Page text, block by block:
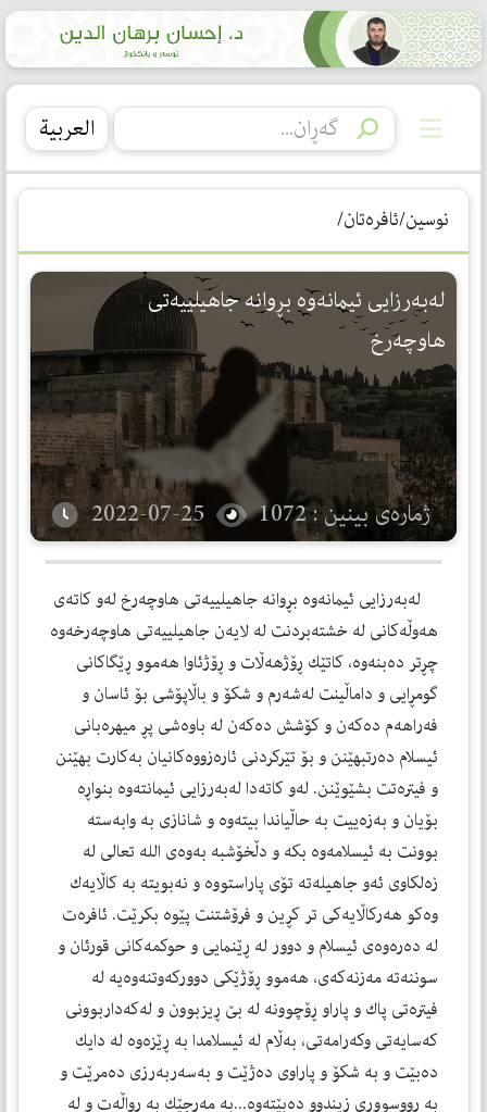
العربیة
نوسین/ئافرەتان/
لەبەرزایی ئیمانەوە بڕوانە جاهیلییەتی
هاوچەرخ
ژمارەی بینین : 1072 2022-07-25
لەبەرزایی ئیمانەوە بڕوانە جاهیلییەتی هاوچەرخ لەو كاتەی
هەوڵەكانی لە خشتەبردنت لە لایەن جاهیلییەتی هاوچەرخەوە
چڕتر دەبنەوە، كاتێك ڕۆژهەڵات و ڕۆژئاوا هەموو ڕێگاكانی
گومڕایی و داماڵینت لەشەرم و شكۆ و باڵاپۆشی بۆ ئاسان و
فەراهەم دەكەن و كۆشش دەكەن لە باوەشی پڕ میهرەبانی
ئیسلام دەرتبهێنن و بۆ تێركردنی ئارەزووەكانیان بەكارت بهێنن
و فیترەتت بشێوێنن. لەو كاتەدا لەبەرزایی ئیمانتەوە بنواڕە
بۆیان و بەزەییت بە حاڵیاندا بیتەوە و شانازی بە وابەستە
بوونت بە ئیسلامەوە بكە و دڵخۆشبە بەوەی الله تعالی لە
زەلكاوی ئەو جاهیلەتە تۆی پاراستووە و نەبویتە بە كاڵایەك
وەكو هەركاڵایەكی تر كڕین و فرۆشتنت پێوە بكرێت. ئافرەت
لە دەرەوەی ئیسلام و دوور لە ڕێنمایی و حوكمەكانی قورئان و
سوننەتە مەزنەكەی، هەموو ڕۆژێكی دووركەوتنەوەیە لە
فیترەتی پاك و پاراو ڕۆچوونە لە بێ ڕیزبوون و لەكەداربوونی
كەسایەتی وكەرامەتی، بەڵام لە ئیسلامدا بە ڕێزەوە لە دایك
دەبێت و بە شكۆ و پاراوی دەژێت و بەسەربەرزی دەمرێت و
بە ڕووسووری زیندوو دەبێتەوە...بە مەرجێك بە ڕواڵەت و لە